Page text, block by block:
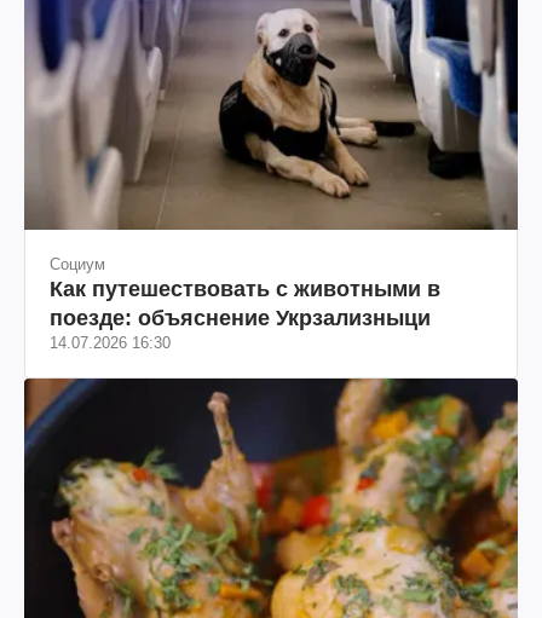
Социум
Как путешествовать с животными в
поезде: объяснение Укрзализныци
14.07.2026 16:30